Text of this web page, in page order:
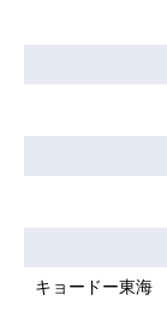
キョードー東海